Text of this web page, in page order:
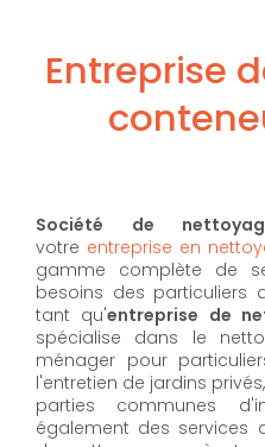
Entreprise
Société de
votre entreprise en
gamme complète de
besoins des particuliers
tant qu'entreprise de
spécialise dans le
ménager pour
l'entretien de jardins
parties communes
également des services